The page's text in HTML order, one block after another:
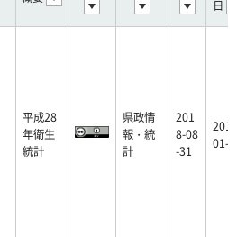
日
平成28
年衛生
統計
県政情
報・統
計
201
8-08
-31
01-